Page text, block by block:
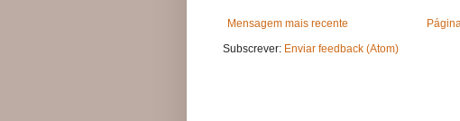
Mensagem mais recente
Subscrever: Enviar feedback (Atom)